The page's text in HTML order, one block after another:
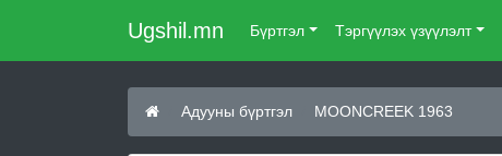
Ugshil.mn Бүртгэл Тэргүүлэх үзүүлэлт
Адууны бүртгэл MOONCREEK 1963